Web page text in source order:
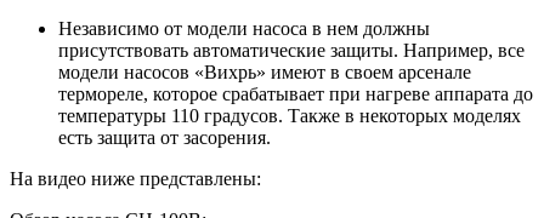
Независимо от модели насоса в нем должны
присутствовать автоматические защиты. Например, все
модели насосов «Вихрь» имеют в своем арсенале
термореле, которое срабатывает при нагреве аппарата до
температуры 110 градусов. Также в некоторых моделях
есть защита от засорения.
На видео ниже представлены: